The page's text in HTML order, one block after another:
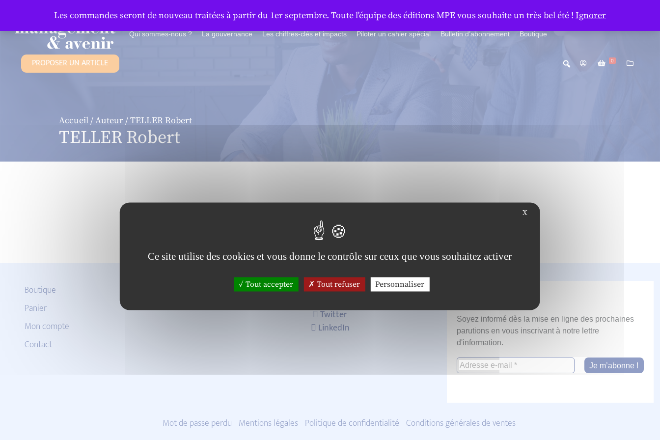
Qui sommes-nous ? La gouvernance Les chiffres-clés et impacts Piloter un cahier spécial Bulletin d’abonnement Boutique
PROPOSER UN ARTICLE 0
Accueil/Auteur/ TELLER Robert
TELLER Robert
Boutique
Panier
Mon compte
Contact
Twitter
LinkedIn
Soyez informé dès la mise en ligne des prochaines
parutions en vous inscrivant à notre lettre
d'information.
Mot de passe perdu Mentions légales Politique de confidentialité Conditions générales de ventes
Les commandes seront de nouveau traitées à partir du 1er septembre. Toute l'équipe des éditions MPE vous souhaite un très bel été ! Ignorer
X
Ce site utilise des cookies et vous donne le contrôle sur ceux que vous souhaitez activer
Tout accepter Tout refuser Personnaliser